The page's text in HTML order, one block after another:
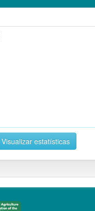
Visualizar estatísticas